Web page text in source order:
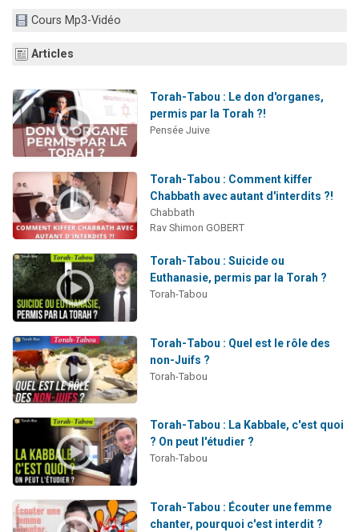
5 personnes viennent de faire un don pour Reloger Rivka, 6 enfants, victime de violences...
Cours Mp3-Vidéo
Articles
Torah-Tabou : Le don d'organes,
permis par la Torah ?!
Pensée Juive
Torah-Tabou : Comment kiffer
Chabbath avec autant d'interdits ?!
Chabbath
Rav Shimon GOBERT
Torah-Tabou : Suicide ou
Euthanasie, permis par la Torah ?
Torah-Tabou
Torah-Tabou : Quel est le rôle des
non-Juifs ?
Torah-Tabou
Torah-Tabou : La Kabbale, c'est quoi
? On peut l'étudier ?
Torah-Tabou
Torah-Tabou : Écouter une femme
chanter, pourquoi c'est interdit ?